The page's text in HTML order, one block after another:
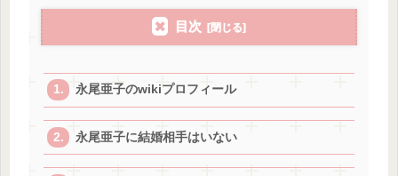
目次
永尾亜子のwikiプロフィール
永尾亜子に結婚相手はいない